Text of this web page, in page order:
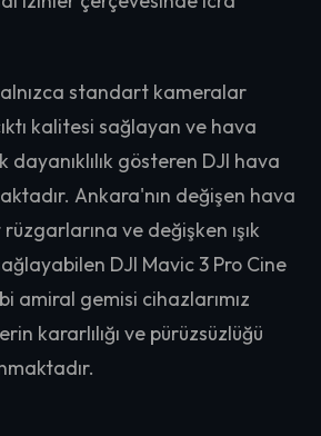
standart kameralar
kalitesi sağlayan ve hava
dayanıklılık gösteren DJI hava
Ankara'nın değişen hava
ve değişken ışık
DJI Mavic 3 Pro Cine
amiral gemisi cihazlarımız
kararlılığı ve pürüzsüzlüğü